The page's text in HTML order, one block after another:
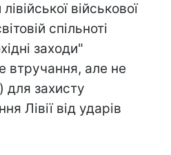
військової
спільноті
заходи"
втручання, але не
для захисту
Лівії від ударів